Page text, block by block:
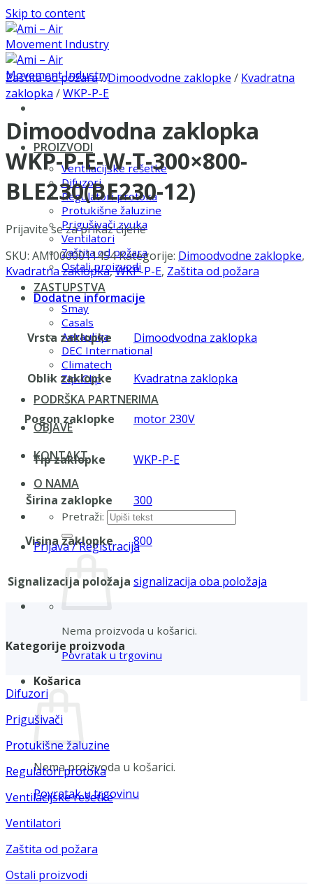
Skip to content
PROIZVODI
Ventilacijske rešetke
Difuzori
Regulatori protoka
Protukišne žaluzine
Prigušivači zvuka
Ventilatori
Zaštita od požara
Ostali proizvodi
ZASTUPSTVA
Smay
Casals
Aerauliqa
DEC International
Climatech
Zip-Clip
PODRŠKA PARTNERIMA
OBJAVE
KONTAKT
O NAMA
Pretraži:
Prijava / Registracija
Nema proizvoda u košarici.
Povratak u trgovinu
Košarica
Nema proizvoda u košarici.
Povratak u trgovinu
Zaštita od požara/Dimoodvodne zaklopke / Kvadratna
zaklopka /WKP-P-E
Dimoodvodna zaklopka
WKP-P-E-W-T-300×800-
BLE230(BE230-12)
Prijavite se za prikaz cijene
SKU: AMI0000011454Kategorije: Dimoodvodne zaklopke,
Kvadratna zaklopka,WKP-P-E, Zaštita od požara
Dodatne informacije
Vrsta zaklopke Dimoodvodna zaklopka
Oblik zaklopke Kvadratna zaklopka
Pogon zaklopke motor 230V
Tip zaklopke WKP-P-E
Širina zaklopke 300
Visina zaklopke 800
Signalizacija položaja signalizacija oba položaja
Kategorije proizvoda
Difuzori
Prigušivači
Protukišne žaluzine
Regulatori protoka
Ventilacijske rešetke
Ventilatori
Zaštita od požara
Ostali proizvodi